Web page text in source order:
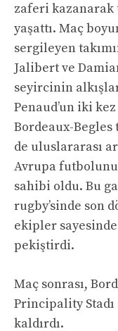
zaferi
yaşattı. Maç
sergileyen
Jalibert ve
seyircinin
Penaud’un iki
Bordeaux-Begles
de uluslararası
Avrupa
sahibi oldu. Bu
rugby’sinde son
ekipler
pekiştirdi.
Maç sonrası,
Principality Stadı
kaldırdı.